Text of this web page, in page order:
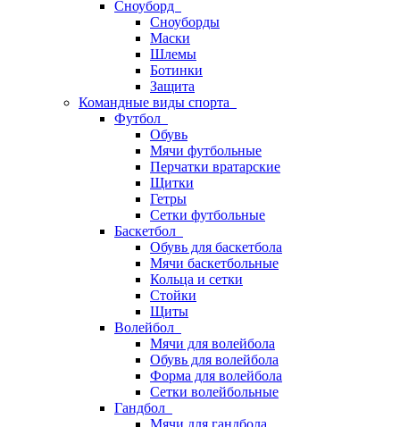
Сноуборд
Сноуборды
Маски
Шлемы
Ботинки
Защита
Командные виды спорта
Футбол
Обувь
Мячи футбольные
Перчатки вратарские
Щитки
Гетры
Сетки футбольные
Баскетбол
Обувь для баскетбола
Мячи баскетбольные
Кольца и сетки
Стойки
Щиты
Волейбол
Мячи для волейбола
Обувь для волейбола
Форма для волейбола
Сетки волейбольные
Гандбол
Мячи для гандбола